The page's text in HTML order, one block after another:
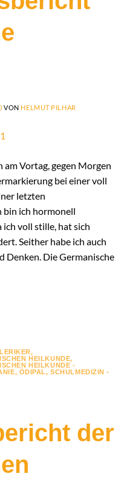
VON HELMUT PILHAR
Vortag, gegen Morgen
bei einer voll
letzten
bin ich hormonell
voll stille, hat sich
Seither habe ich auch
Denken. Die Germanische
,
HEILKUNDE,
HEILKUNDE -
, ÖDIPAL,SCHULMEDIZIN -
der